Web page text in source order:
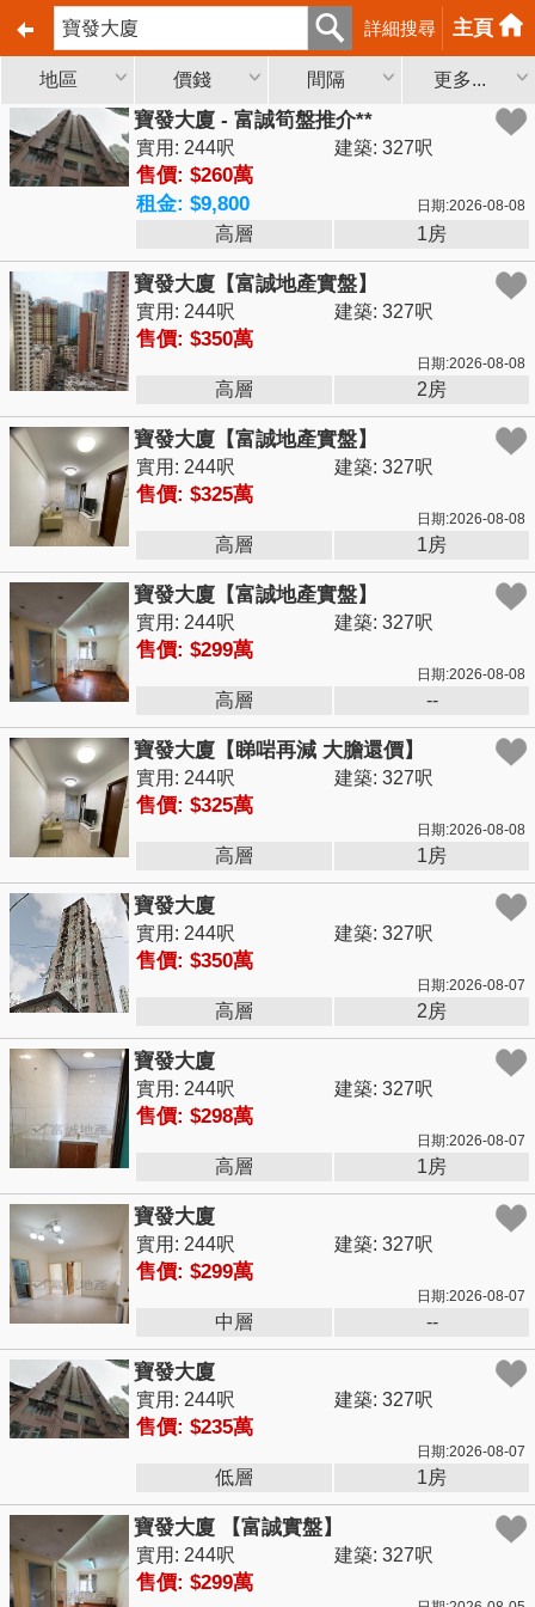
詳細搜尋 主頁
地區 價錢 間隔 更多...
寶發大廈 - 富誠筍盤推介**
實用: 244呎 建築: 327呎
售價: $260萬
租金: $9,800
日期:2026-08-08
高層 1房
寶發大廈【富誠地產實盤】
實用: 244呎 建築: 327呎
售價: $350萬
日期:2026-08-08
高層 2房
寶發大廈【富誠地產實盤】
實用: 244呎 建築: 327呎
售價: $325萬
日期:2026-08-08
高層 1房
寶發大廈【富誠地產實盤】
實用: 244呎 建築: 327呎
售價: $299萬
日期:2026-08-08
高層 --
寶發大廈【睇啱再減 大膽還價】
實用: 244呎 建築: 327呎
售價: $325萬
日期:2026-08-08
高層 1房
寶發大廈
實用: 244呎 建築: 327呎
售價: $350萬
日期:2026-08-07
高層 2房
寶發大廈
實用: 244呎 建築: 327呎
售價: $298萬
日期:2026-08-07
高層 1房
寶發大廈
實用: 244呎 建築: 327呎
售價: $299萬
日期:2026-08-07
中層 --
寶發大廈
實用: 244呎 建築: 327呎
售價: $235萬
日期:2026-08-07
低層 1房
寶發大廈 【富誠實盤】
實用: 244呎 建築: 327呎
售價: $299萬